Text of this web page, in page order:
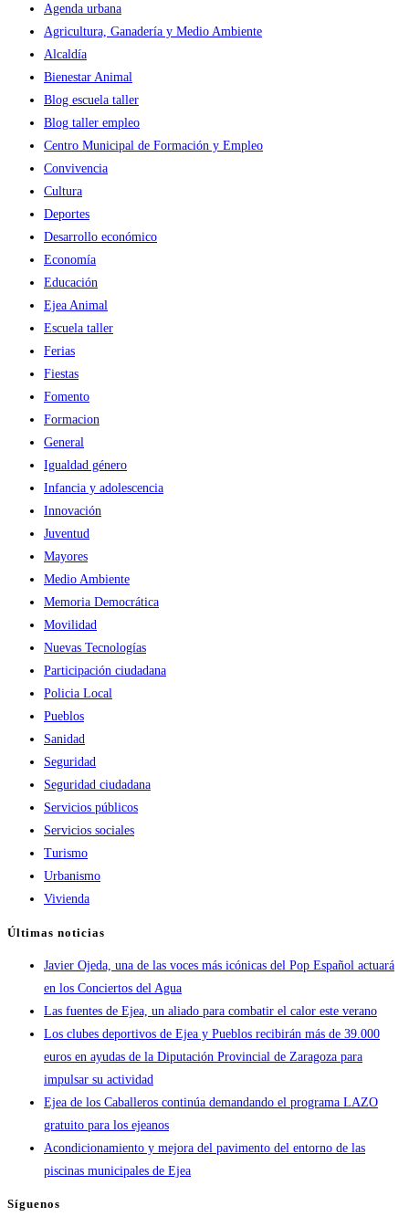
Agenda urbana
Agricultura, Ganadería y Medio Ambiente
Alcaldía
Bienestar Animal
Blog escuela taller
Blog taller empleo
Centro Municipal de Formación y Empleo
Convivencia
Cultura
Deportes
Desarrollo económico
Economía
Educación
Ejea Animal
Escuela taller
Ferias
Fiestas
Fomento
Formacion
General
Igualdad género
Infancia y adolescencia
Innovación
Juventud
Mayores
Medio Ambiente
Memoria Democrática
Movilidad
Nuevas Tecnologías
Participación ciudadana
Policia Local
Pueblos
Sanidad
Seguridad
Seguridad ciudadana
Servicios públicos
Servicios sociales
Turismo
Urbanismo
Vivienda
Últimas noticias
Javier Ojeda, una de las voces más icónicas del Pop Español actuará
en los Conciertos del Agua
Las fuentes de Ejea, un aliado para combatir el calor este verano
Los clubes deportivos de Ejea y Pueblos recibirán más de 39.000
euros en ayudas de la Diputación Provincial de Zaragoza para
impulsar su actividad
Ejea de los Caballeros continúa demandando el programa LAZO
gratuito para los ejeanos
Acondicionamiento y mejora del pavimento del entorno de las
piscinas municipales de Ejea
Síguenos